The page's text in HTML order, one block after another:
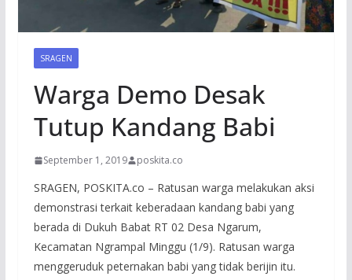
SRAGEN
Warga Demo Desak
Tutup Kandang Babi
September 1, 2019 poskita.co
SRAGEN, POSKITA.co – Ratusan warga melakukan aksi
demonstrasi terkait keberadaan kandang babi yang
berada di Dukuh Babat RT 02 Desa Ngarum,
Kecamatan Ngrampal Minggu (1/9). Ratusan warga
menggeruduk peternakan babi yang tidak berijin itu.